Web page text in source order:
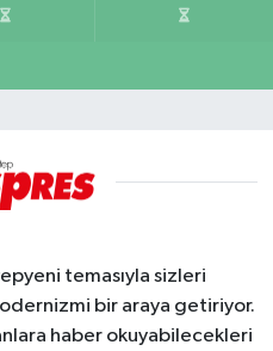
temasıyla sizleri
bir araya getiriyor.
haber okuyabilecekleri